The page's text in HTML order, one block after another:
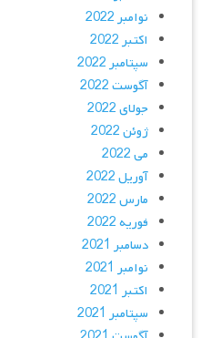
نوامبر 2022
اکتبر 2022
سپتامبر 2022
آگوست 2022
جولای 2022
ژوئن 2022
می 2022
آوریل 2022
مارس 2022
فوریه 2022
دسامبر 2021
نوامبر 2021
اکتبر 2021
سپتامبر 2021